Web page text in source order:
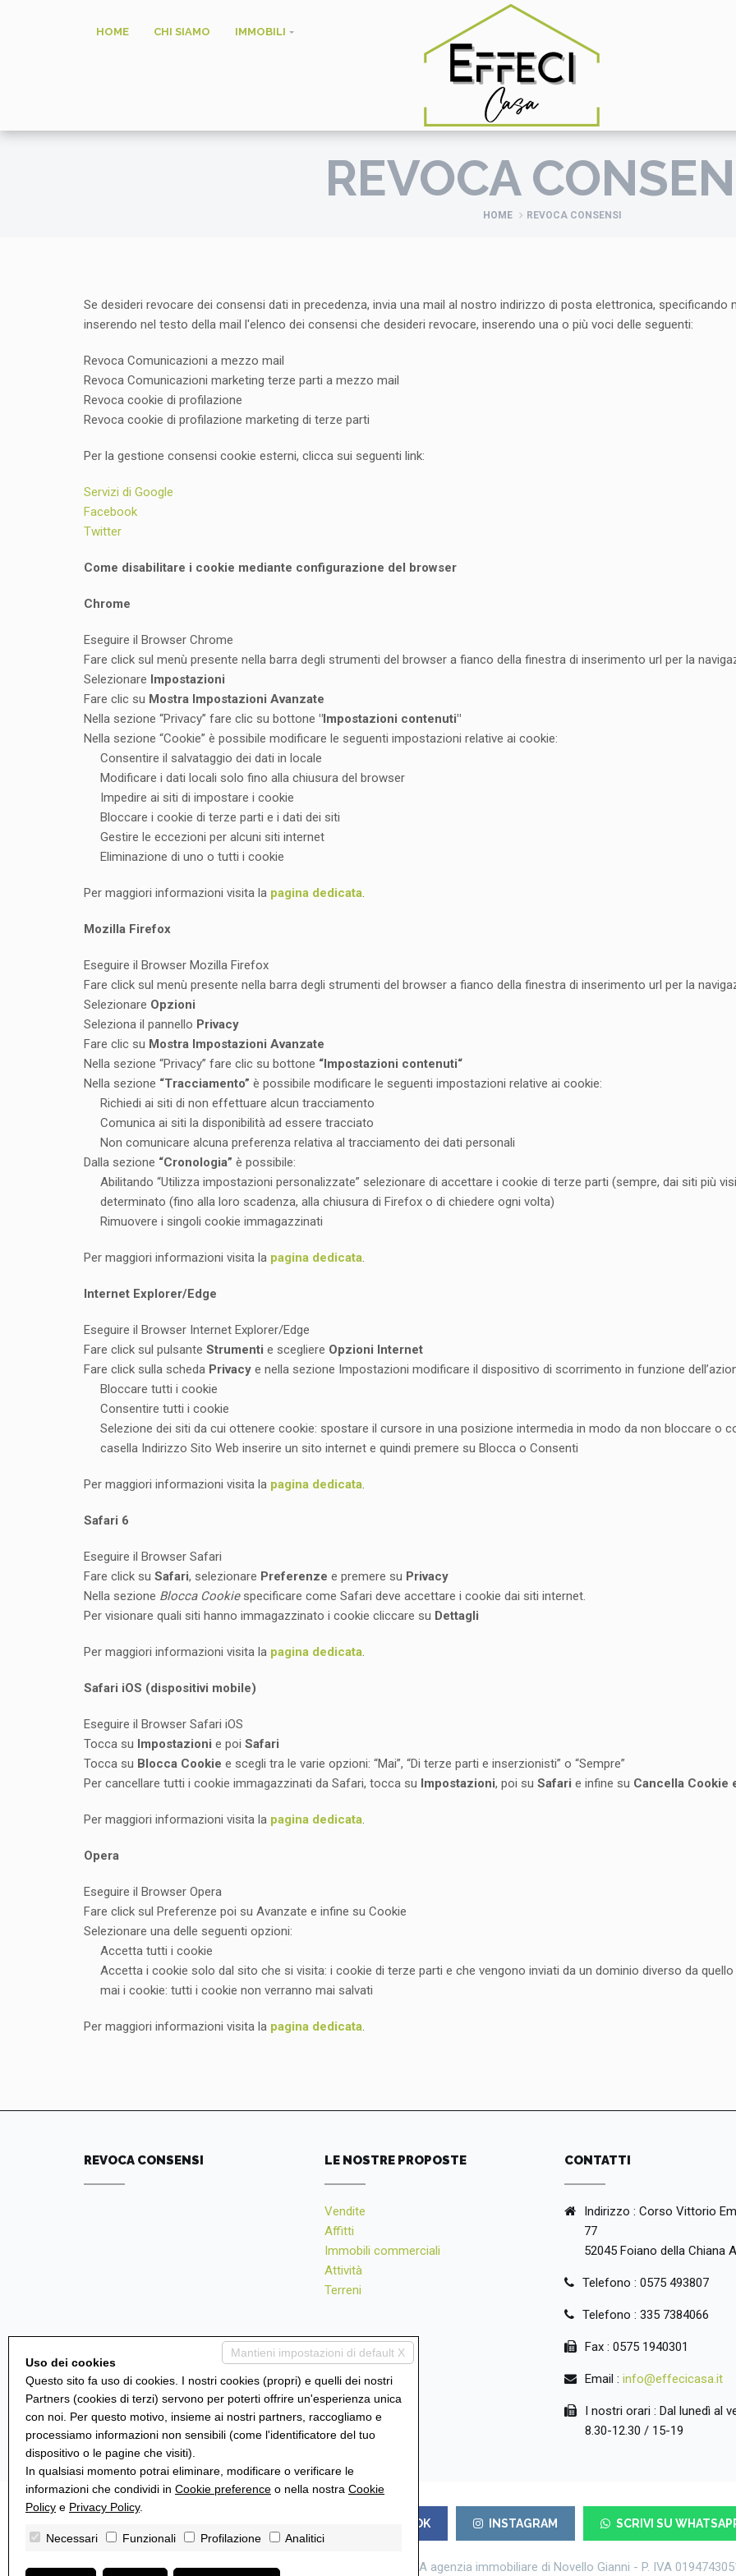
HOME CHI SIAMO IMMOBILI
REVOCA
HOME REVOCA CONSENSI
Se desideri revocare dei consensi dati in precedenza, invia una mail al nostro indirizzo di posta elettronica,
inserendo nel testo della mail l'elenco dei consensi che desideri revocare, inserendo una o più voci delle seguenti:
Revoca Comunicazioni a mezzo mail
Revoca Comunicazioni marketing terze parti a mezzo mail
Revoca cookie di profilazione
Revoca cookie di profilazione marketing di terze parti
Per la gestione consensi cookie esterni, clicca sui seguenti link:
Servizi di Google
Facebook
Twitter
Come disabilitare i cookie mediante configurazione del browser
Chrome
Eseguire il Browser Chrome
Fare click sul menù presente nella barra degli strumenti del browser a fianco della finestra di inserimento url per la
Selezionare Impostazioni
Fare clic su Mostra Impostazioni Avanzate
Nella sezione “Privacy” fare clic su bottone "Impostazioni contenuti"
Nella sezione “Cookie” è possibile modificare le seguenti impostazioni relative ai cookie:
Consentire il salvataggio dei dati in locale
Modificare i dati locali solo fino alla chiusura del browser
Impedire ai siti di impostare i cookie
Bloccare i cookie di terze parti e i dati dei siti
Gestire le eccezioni per alcuni siti internet
Eliminazione di uno o tutti i cookie
Per maggiori informazioni visita la pagina dedicata.
Mozilla Firefox
Eseguire il Browser Mozilla Firefox
Fare click sul menù presente nella barra degli strumenti del browser a fianco della finestra di inserimento url per la
Selezionare Opzioni
Seleziona il pannello Privacy
Fare clic su Mostra Impostazioni Avanzate
Nella sezione “Privacy” fare clic su bottone “Impostazioni contenuti“
Nella sezione “Tracciamento” è possibile modificare le seguenti impostazioni relative ai cookie:
Richiedi ai siti di non effettuare alcun tracciamento
Comunica ai siti la disponibilità ad essere tracciato
Non comunicare alcuna preferenza relativa al tracciamento dei dati personali
Dalla sezione “Cronologia” è possibile:
Abilitando “Utilizza impostazioni personalizzate” selezionare di accettare i cookie di terze parti (sempre, dai siti più
determinato (fino alla loro scadenza, alla chiusura di Firefox o di chiedere ogni volta)
Rimuovere i singoli cookie immagazzinati
Per maggiori informazioni visita la pagina dedicata.
Internet Explorer/Edge
Eseguire il Browser Internet Explorer/Edge
Fare click sul pulsante Strumenti e scegliere Opzioni Internet
Fare click sulla scheda Privacy e nella sezione Impostazioni modificare il dispositivo di scorrimento in funzione
Bloccare tutti i cookie
Consentire tutti i cookie
Selezione dei siti da cui ottenere cookie: spostare il cursore in una posizione intermedia in modo da non bloccare o
casella Indirizzo Sito Web inserire un sito internet e quindi premere su Blocca o Consenti
Per maggiori informazioni visita la pagina dedicata.
Safari 6
Eseguire il Browser Safari
Fare click su Safari, selezionare Preferenze e premere su Privacy
Nella sezione Blocca Cookiespecificare come Safari deve accettare i cookie dai siti internet.
Per visionare quali siti hanno immagazzinato i cookie cliccare su Dettagli
Per maggiori informazioni visita la pagina dedicata.
Safari iOS (dispositivi mobile)
Eseguire il Browser Safari iOS
Tocca su Impostazioni e poi Safari
Tocca su Blocca Cookie e scegli tra le varie opzioni: “Mai”, “Di terze parti e inserzionisti” o “Sempre”
Per cancellare tutti i cookie immagazzinati da Safari, tocca su Impostazioni, poi su Safari e infine su Cancella Cookie
Per maggiori informazioni visita la pagina dedicata.
Opera
Eseguire il Browser Opera
Fare click sul Preferenze poi su Avanzate e infine su Cookie
Selezionare una delle seguenti opzioni:
Accetta tutti i cookie
Accetta i cookie solo dal sito che si visita: i cookie di terze parti e che vengono inviati da un dominio diverso da
mai i cookie: tutti i cookie non verranno mai salvati
Per maggiori informazioni visita la pagina dedicata.
REVOCA CONSENSI LE NOSTRE PROPOSTE
Vendite
Affitti
Immobili commerciali
Attività
Terreni
CONTATTI
Indirizzo : Corso Vittorio
77
52045 Foiano della Chiana
Telefono : 0575 493807
Telefono : 335 7384066
Fax : 0575 1940301
Email : info@effecicasa.it
I nostri orari : Dal lunedì al
8.30-12.30 / 15-19
FACEBOOK INSTAGRAM SCRIVI SU
EFFECICASA agenzia immobiliare di Novello Gianni - P. IVA
Mantieni impostazioni di default X
Uso dei cookies
Questo sito fa uso di cookies. I nostri cookies (propri) e quelli dei nostri
Partners (cookies di terzi) servono per poterti offrire un'esperienza unica
con noi. Per questo motivo, insieme ai nostri partners, raccogliamo e
processiamo informazioni non sensibili (come l'identificatore del tuo
dispositivo o le pagine che visiti).
In qualsiasi momento potrai eliminare, modificare o verificare le
informazioni che condividi in Cookie preference o nella nostra Cookie
Policy e Privacy Policy.
Necessari Funzionali Profilazione Analitici